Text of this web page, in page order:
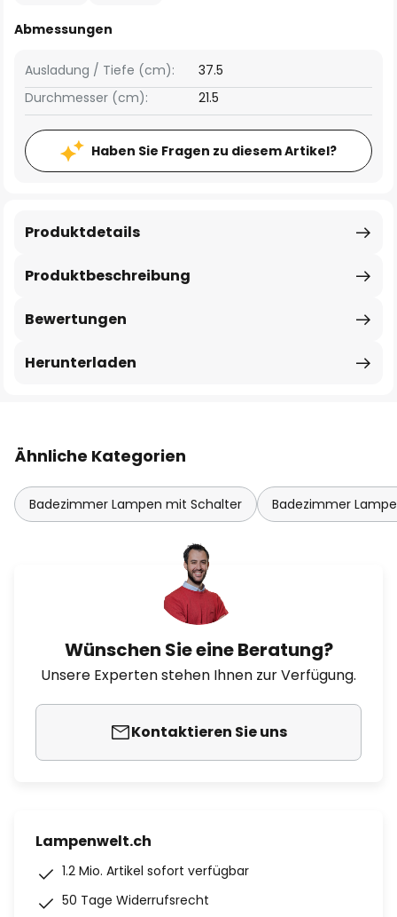
Abmessungen
Ausladung / Tiefe (cm):
37.5
Durchmesser (cm):
21.5
Haben Sie Fragen zu diesem Artikel?
Produktbeschreibung
Produktdetails
Bewertungen
Herunterladen
Ähnliche Kategorien
Badezimmer Lampen mit Schalter Badezimmer
Wünschen Sie eine Beratung?
Unsere Experten stehen Ihnen zur Verfügung.
Kontaktieren Sie uns
Lampenwelt.ch
1.2 Mio. Artikel sofort verfügbar
50 Tage Widerrufsrecht